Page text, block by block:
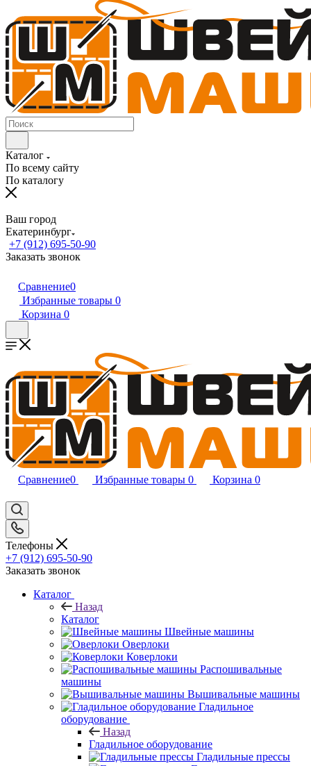
Каталог
По всему сайту
По каталогу
Ваш город
Екатеринбург
+7 (912) 695-50-90
Заказать звонок
Сравнение0
Избранные товары 0
Корзина 0
Сравнение0 Избранные товары 0 Корзина 0
Телефоны
+7 (912) 695-50-90
Заказать звонок
Каталог
Назад
Каталог
Швейные машины
Оверлоки
Коверлоки
Распошивальные
машины
Вышивальные машины
Гладильное
оборудование
Назад
Гладильное оборудование
Гладильные прессы